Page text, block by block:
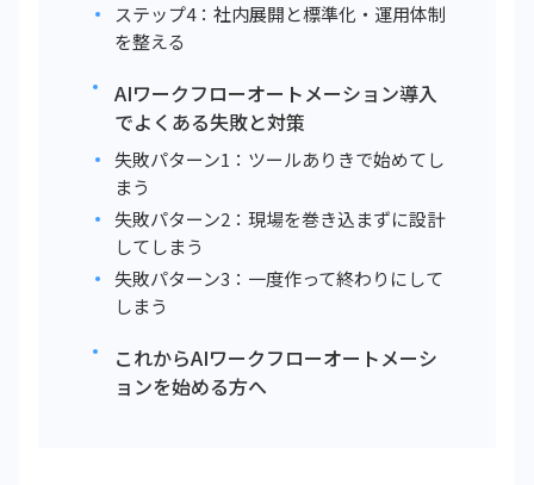
ステップ4：社内展開と標準化・運用体制
を整える
AIワークフローオートメーション導入
でよくある失敗と対策
失敗パターン1：ツールありきで始めてし
まう
失敗パターン2：現場を巻き込まずに設計
してしまう
失敗パターン3：一度作って終わりにして
しまう
これからAIワークフローオートメーシ
ョンを始める方へ